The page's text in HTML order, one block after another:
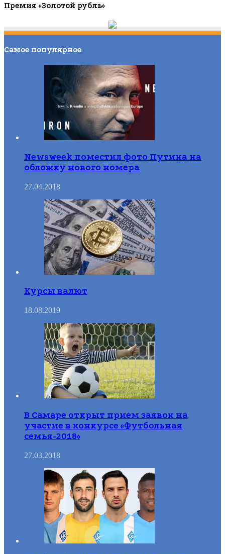
Премия «Золотой рубль»
Самое популярное
Newsweek поместил фото Путина на
обложку нового номера
27.04.2018
Курсы валют
18.08.2019
В Самаре открыт прием заявок на
участие в конкурсе «Футбольная
семья-2018»
27.03.2018